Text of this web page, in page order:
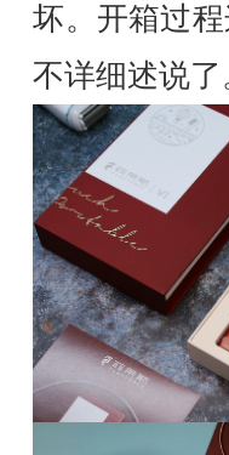
坏。开箱过
不详细述说了